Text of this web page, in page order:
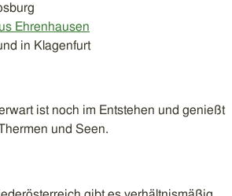
Ehrenhausen
in Klagenfurt
ist noch im Entstehen und genießt
und Seen.